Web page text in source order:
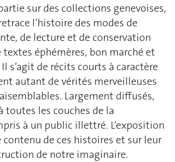
sur des collections genevoises,
l’histoire des modes de
de lecture et de conservation
textes éphémères, bon marché et
s’agit de récits courts à caractère
autant de vérités merveilleuses
Largement diffusés,
toutes les couches de la
à un public illettré. L’exposition
contenu de ces histoires et sur leur
de notre imaginaire.